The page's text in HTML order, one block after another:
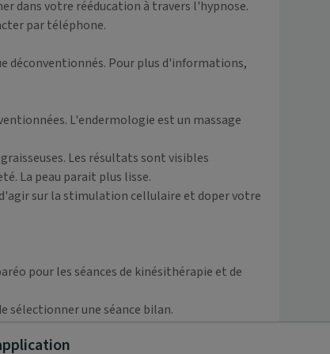
dans votre rééducation à travers l'hypnose.
par téléphone.
déconventionnés. Pour plus d'informations,
L'endermologie est un massage
Les résultats sont visibles
La peau parait plus lisse.
sur la stimulation cellulaire et doper votre
pour les séances de kinésithérapie et de
sélectionner une séance bilan.